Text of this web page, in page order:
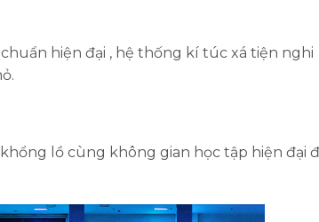
hiện đại , hệ thống kí túc xá tiện nghi
lồ cùng không gian học tập hiện đại